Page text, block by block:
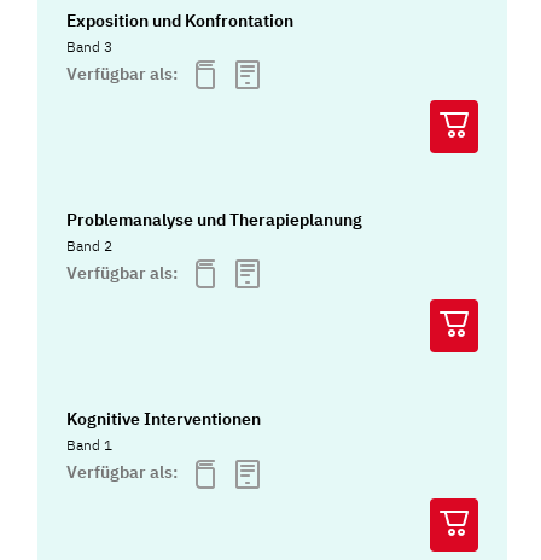
Exposition und Konfrontation
Band 3
Verfügbar als:
Problemanalyse und Therapieplanung
Band 2
Verfügbar als:
Kognitive Interventionen
Band 1
Verfügbar als: